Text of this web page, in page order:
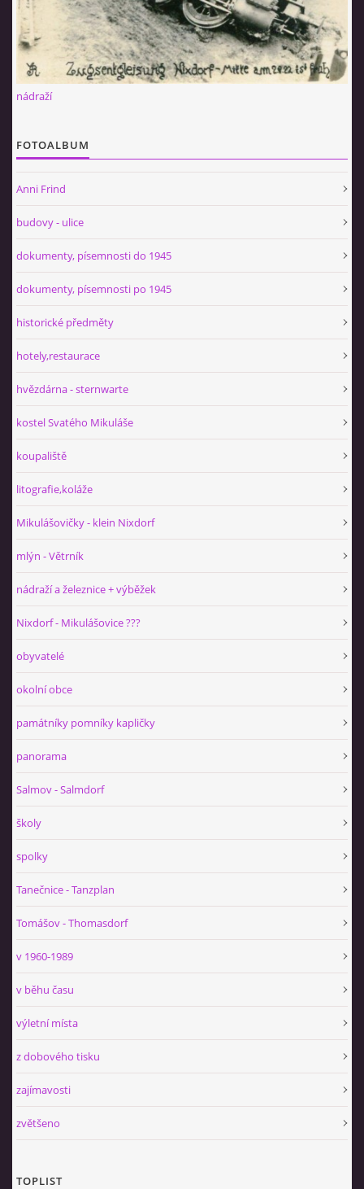
nádraží
FOTOALBUM
Anni Frind
budovy - ulice
dokumenty, písemnosti do 1945
dokumenty, písemnosti po 1945
historické předměty
hotely,restaurace
hvězdárna - sternwarte
kostel Svatého Mikuláše
koupaliště
litografie,koláže
Mikulášovičky - klein Nixdorf
mlýn - Větrník
nádraží a železnice + výběžek
Nixdorf - Mikulášovice ???
obyvatelé
okolní obce
památníky pomníky kapličky
panorama
Salmov - Salmdorf
školy
spolky
Tanečnice - Tanzplan
Tomášov - Thomasdorf
v 1960-1989
v běhu času
výletní místa
z dobového tisku
zajímavosti
zvětšeno
TOPLIST